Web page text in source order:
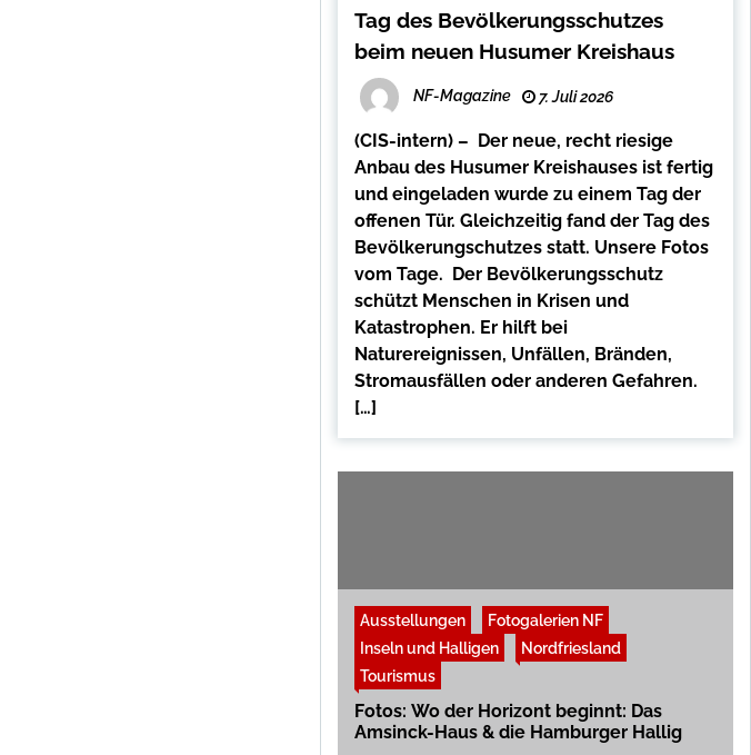
Tag des Bevölkerungsschutzes
beim neuen Husumer Kreishaus
NF-Magazine 7. Juli 2026
(CIS-intern) – Der neue, recht riesige
Anbau des Husumer Kreishauses ist fertig
und eingeladen wurde zu einem Tag der
offenen Tür. Gleichzeitig fand der Tag des
Bevölkerungschutzes statt. Unsere Fotos
vom Tage. Der Bevölkerungsschutz
schützt Menschen in Krisen und
Katastrophen. Er hilft bei
Naturereignissen, Unfällen, Bränden,
Stromausfällen oder anderen Gefahren.
[…]
Ausstellungen
Fotogalerien NF
Inseln und Halligen
Nordfriesland
Tourismus
Fotos: Wo der Horizont beginnt: Das
Amsinck-Haus & die Hamburger Hallig